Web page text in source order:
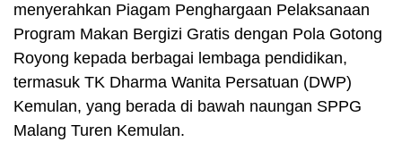
menyerahkan Piagam Penghargaan Pelaksanaan
Program Makan Bergizi Gratis dengan Pola Gotong
Royong kepada berbagai lembaga pendidikan,
termasuk TK Dharma Wanita Persatuan (DWP)
Kemulan, yang berada di bawah naungan SPPG
Malang Turen Kemulan.